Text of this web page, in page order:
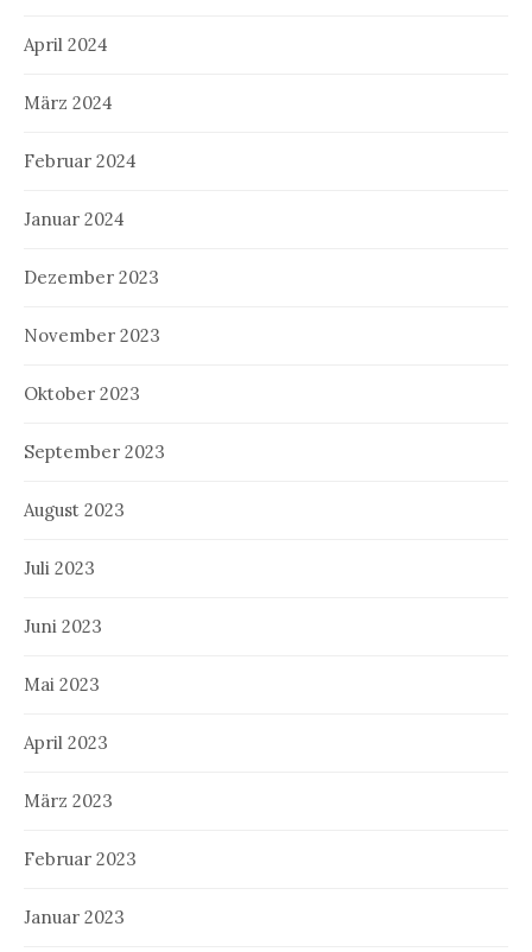
April 2024
März 2024
Februar 2024
Januar 2024
Dezember 2023
November 2023
Oktober 2023
September 2023
August 2023
Juli 2023
Juni 2023
Mai 2023
April 2023
März 2023
Februar 2023
Januar 2023